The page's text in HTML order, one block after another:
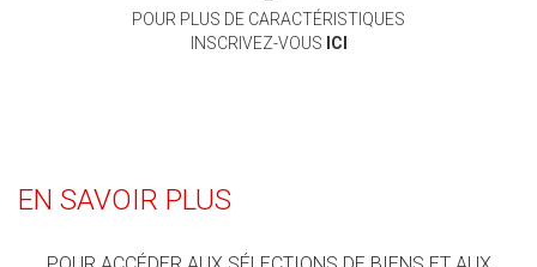
POUR PLUS DE CARACTÉRISTIQUES
INSCRIVEZ-VOUS ICI
EN SAVOIR PLUS